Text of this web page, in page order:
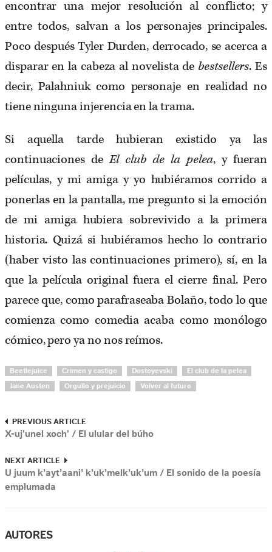
encontrar una mejor resolución al conflicto; y
entre todos, salvan a los personajes principales.
Poco después Tyler Durden, derrocado, se acerca a
disparar en la cabeza al novelista de bestsellers. Es
decir, Palahniuk como personaje en realidad no
tiene ninguna injerencia en la trama.
Si aquella tarde hubieran existido ya las
continuaciones deEl club de la pelea, y fueran
películas, y mi amiga y yo hubiéramos corrido a
ponerlas en la pantalla, me pregunto si la emoción
de mi amiga hubiera sobrevivido a la primera
historia. Quizá si hubiéramos hecho lo contrario
(haber visto las continuaciones primero), sí, en la
que la película original fuera el cierre final. Pero
parece que, como parafraseaba Bolaño, todo lo que
comienza como comedia acaba como monólogo
cómico, pero ya no nos reímos.
Beetlejuice Crimen y castigo Dostoyevski El club de la pelea
Jane Austen Orgullo y prejuicio Volver al futuro
PREVIOUS ARTICLE
X-uj'unel xoch' / El ulular del búho
NEXT ARTICLE
U juum k’ayt’aani’ k’uk’melk’uk’um / El sonido de la poesía
emplumada
AUTORES